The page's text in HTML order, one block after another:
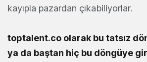
kayıpla pazardan çıkabiliyorlar.
toptalent.co olarak bu tatsız
ya da baştan hiç bu döngüye